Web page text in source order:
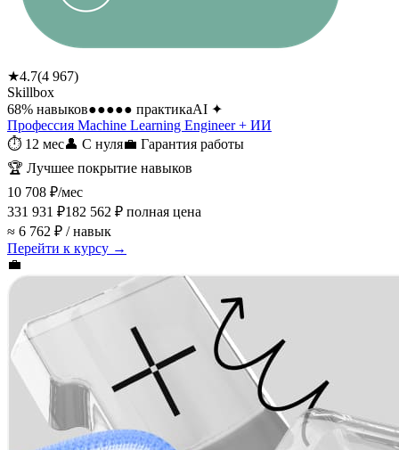
★4.7(4 967)
Skillbox
68% навыков●●●●● практикаAI ✦
Профессия Machine Learning Engineer + ИИ
⏱ 12 мес👤 С нуля💼 Гарантия работы
🏆 Лучшее покрытие навыков
10 708 ₽/мес
331 931 ₽182 562 ₽ полная цена
≈ 6 762 ₽ / навык
Перейти к курсу →
💼